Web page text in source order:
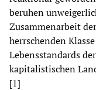
beruhen
Zusammenarbeit
herrschenden
Lebensstandards
kapitalistischen
[1]